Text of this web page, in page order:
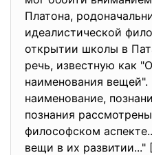
Платона,
идеалистической
открытии школы в
речь, известную как
наименования
наименование,
познания
философском
вещи в их развитии..."